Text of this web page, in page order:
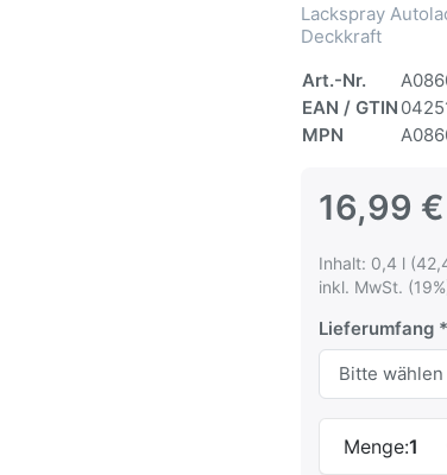
Lackspray
Deckkraft
Art.-Nr.
EAN / GTIN
MPN
16,99 €
Inhalt: 0,4 l
inkl. MwSt.
Lieferumfang
Menge:1